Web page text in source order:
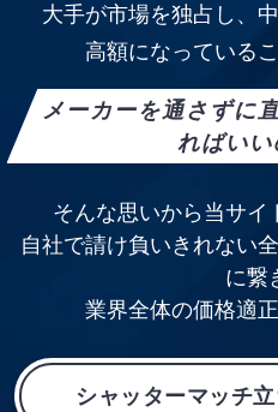
大手が市場を独占し、
高額になっている
メーカーを通さずに
ればい
そんな思いから当サイ
自社で請け負いきれない
に繋
業界全体の価格適
シャッターマッチ